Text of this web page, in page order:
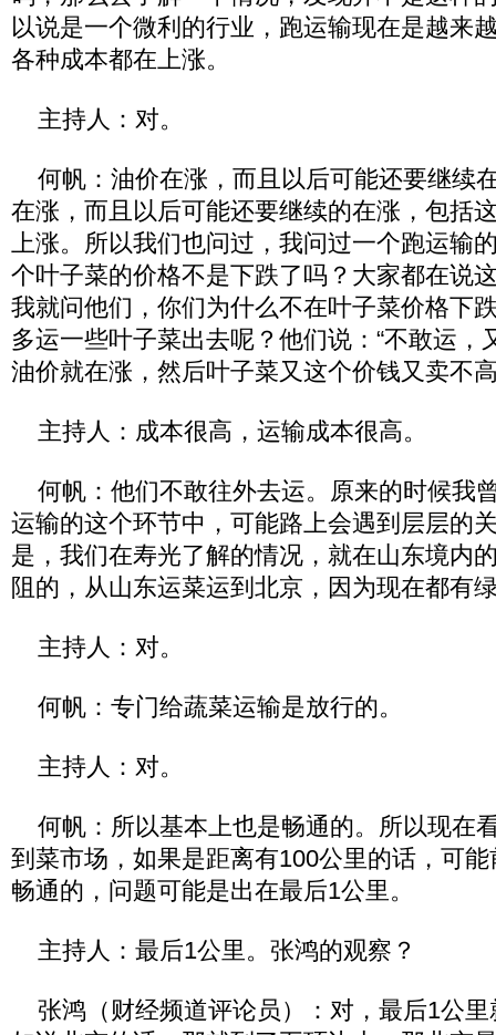
以说是一个微利的行业，跑运输现在是越来
各种成本都在上涨。
主持人：对。
何帆：油价在涨，而且以后可能还要继续
在涨，而且以后可能还要继续的在涨，包括
上涨。所以我们也问过，我问过一个跑运输
个叶子菜的价格不是下跌了吗？大家都在说
我就问他们，你们为什么不在叶子菜价格下
多运一些叶子菜出去呢？他们说：“不敢运，
油价就在涨，然后叶子菜又这个价钱又卖不
主持人：成本很高，运输成本很高。
何帆：他们不敢往外去运。原来的时候我
运输的这个环节中，可能路上会遇到层层的
是，我们在寿光了解的情况，就在山东境内
阻的，从山东运菜运到北京，因为现在都有
主持人：对。
何帆：专门给蔬菜运输是放行的。
主持人：对。
何帆：所以基本上也是畅通的。所以现在
到菜市场，如果是距离有100公里的话，可
畅通的，问题可能是出在最后1公里。
主持人：最后1公里。张鸿的观察？
张鸿（财经频道评论员）：对，最后1公里